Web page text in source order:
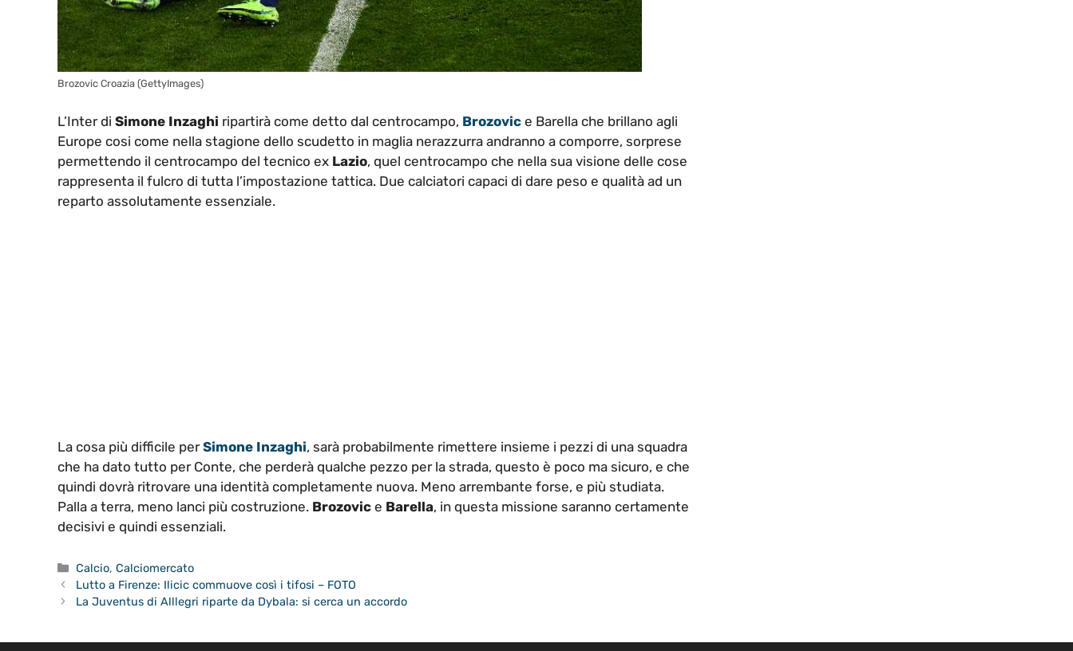
Brozovic Croazia (GettyImages)
L’Inter di Simone Inzaghi ripartirà come detto dal centrocampo, Brozovic e Barella che brillano agli
Europe cosi come nella stagione dello scudetto in maglia nerazzurra andranno a comporre, sorprese
permettendo il centrocampo del tecnico ex Lazio, quel centrocampo che nella sua visione delle cose
rappresenta il fulcro di tutta l’impostazione tattica. Due calciatori capaci di dare peso e qualità ad un
reparto assolutamente essenziale.
La cosa più difficile perSimone Inzaghi, sarà probabilmente rimettere insieme i pezzi di una squadra
che ha dato tutto per Conte, che perderà qualche pezzo per la strada, questo è poco ma sicuro, e che
quindi dovrà ritrovare una identità completamente nuova. Meno arrembante forse, e più studiata.
Palla a terra, meno lanci più costruzione. Brozovic e Barella, in questa missione saranno certamente
decisivi e quindi essenziali.
Categorie
Calcio,Calciomercato
Lutto a Firenze: Ilicic commuove così i tifosi – FOTO
La Juventus di Alllegri riparte da Dybala: si cerca un accordo